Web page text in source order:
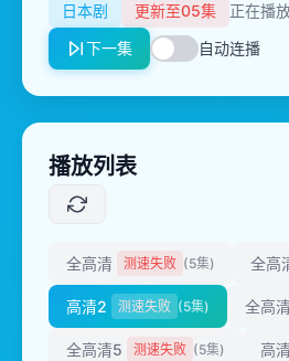
日本剧 更新至05集
正在播
下一集
自动连播
播放列表
全高清 测速失败 (5集) 全高
高清2 测速失败 (5集) 全高
全高清5 测速失败 (5集) 高